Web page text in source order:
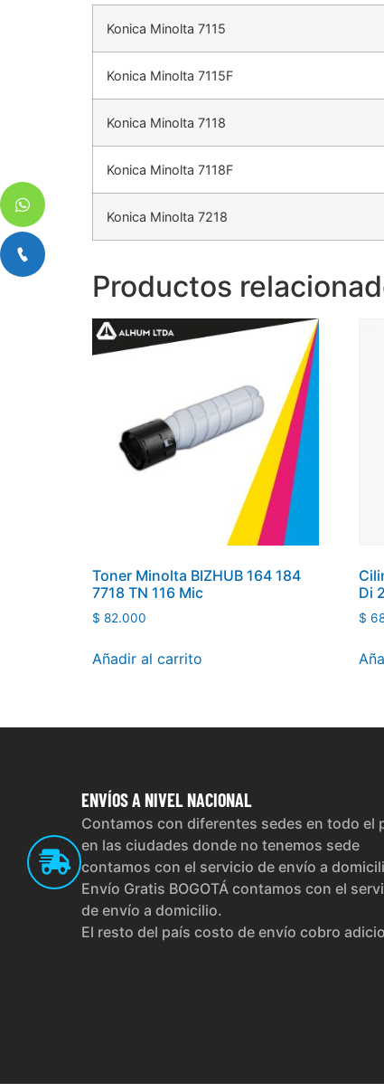
Konica Minolta 7115
Konica Minolta 7115F
Konica Minolta 7118
Konica Minolta 7118F
Konica Minolta 7218
Productos
Toner Minolta BIZHUB 164 184
7718 TN 116 Mic
$ 82.000
Añadir al carrito
Di
$
ENVÍOSA NIVEL NACIONAL
Contamos con diferentes sedes en todo el
en las ciudades donde no tenemos sede
contamos con el servicio de envío a
Envío Gratis BOGOTÁ contamos con el
de envío a domicilio.
El resto del país costo de envío cobro